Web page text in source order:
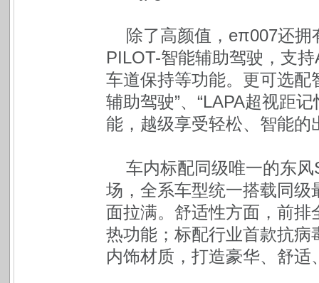
除了高颜值，eπ007还
PILOT-智能辅助驾驶，支
车道保持等功能。更可选配
辅助驾驶”、“LAPA超视距
能，越级享受轻松、智能的
车内标配同级唯一的东
场，全系车型统一搭载同
面拉满。舒适性方面，前
热功能；标配行业首款抗
内饰材质，打造豪华、舒适